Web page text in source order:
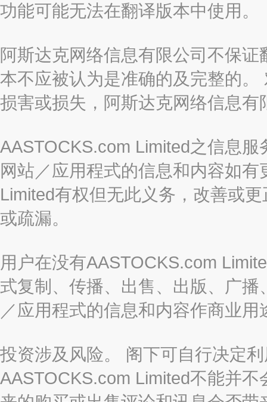
功能可能无法在翻译版本中使用。
阿斯达克网络信息有限公司不保
本不应被认为是准确的及完整的
损害或损失，阿斯达克网络信息
AASTOCKS.com Limited之信息
网站／应用程式的信息和内容如
Limited有权但无此义务，改善或
或疏漏。
用户在没有AASTOCKS.com
式复制、传播、出售、出版、广
／应用程式的信息和内容作商业用
投资涉及风险。 阁下可自行决定
AASTOCKS.com Limited不能并